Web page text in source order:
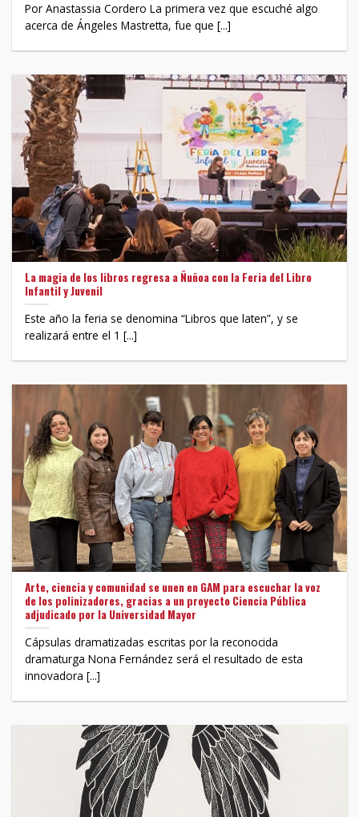
Por Anastassia Cordero La primera vez que escuché algo
acerca de Ángeles Mastretta, fue que [...]
La magia de los libros regresa a Ñuñoa con la Feria del Libro
Infantil y Juvenil
Este año la feria se denomina “Libros que laten”, y se
realizará entre el 1 [...]
Arte, ciencia y comunidad se unen en GAM para escuchar la voz
de los polinizadores, gracias a un proyecto Ciencia Pública
adjudicado por la Universidad Mayor
Cápsulas dramatizadas escritas por la reconocida
dramaturga Nona Fernández será el resultado de esta
innovadora [...]